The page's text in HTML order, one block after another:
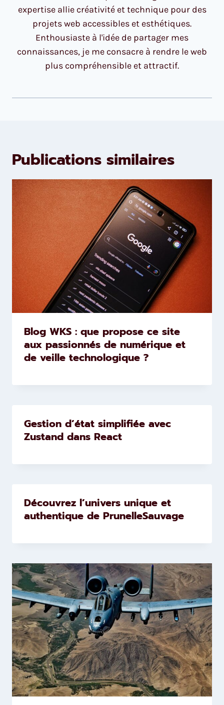
expertise allie créativité et technique pour des
projets web accessibles et esthétiques.
Enthousiaste à l'idée de partager mes
connaissances, je me consacre à rendre le web
plus compréhensible et attractif.
Publications similaires
Blog WKS : que propose ce site
aux passionnés de numérique et
de veille technologique ?
Gestion d’état simplifiée avec
Zustand dans React
Découvrez l’univers unique et
authentique de PrunelleSauvage